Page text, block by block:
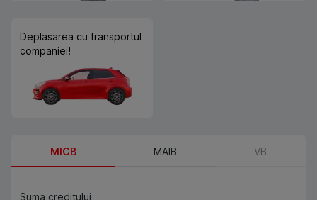
Deplasarea cu transportul
companiei!
MICB MAIB VB
Suma creditului